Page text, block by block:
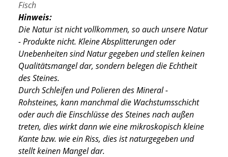
Fisch
Hinweis:
Die Natur ist nicht vollkommen, so auch unsere Natur
- Produkte nicht. Kleine Absplitterungen oder
Unebenheiten sind Natur gegeben und stellen keinen
Qualitätsmangel dar, sondern belegen die Echtheit
des Steines.
Durch Schleifen und Polieren des Mineral -
Rohsteines, kann manchmal die Wachstumsschicht
oder auch die Einschlüsse des Steines nach außen
treten, dies wirkt dann wie eine mikroskopisch kleine
Kantebzw. wie ein Riss, dies ist naturgegeben und
stellt keinen Mangel dar.